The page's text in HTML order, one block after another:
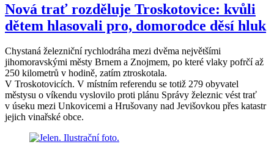
Nová trať rozděluje Troskotovice: kvůli
dětem hlasovali pro, domorodce děsí hluk
Chystaná železniční rychlodráha mezi dvěma největšími
jihomoravskými městy Brnem a Znojmem, po které vlaky pofrčí až
250 kilometrů v hodině, zatím ztroskotala.
V Troskotovicích. V místním referendu se totiž 279 obyvatel
městysu o víkendu vyslovilo proti plánu Správy železnic vést trať
v úseku mezi Unkovicemi a Hrušovany nad Jevišovkou přes katastr
jejich vinařské obce.